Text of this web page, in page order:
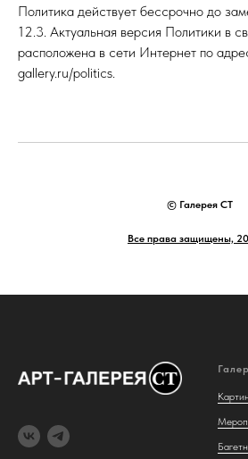
Политика действует бессрочно до
12.3. Актуальная версия Политики в
расположена в сети Интернет по
gallery.ru/politics.
© Галерея СТ
Все права защищены,